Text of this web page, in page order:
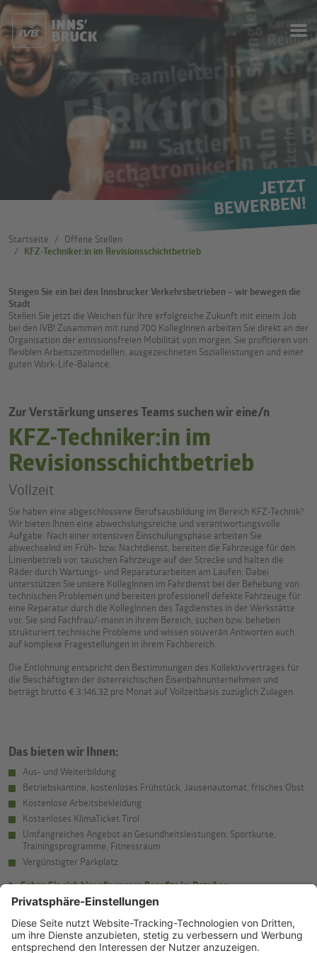
Startseite
Offene Stellen
KFZ-Techniker:in im Revisionsschichtbetrieb
Steigen Sie ein bei den Innsbrucker Verkehrsbetrieben – wir bewegen die
Stadt
Stellen Sie jetzt die Weichen für Ihre erfolgreiche Zukunft mit einem Job
bei den IVB! Zusammen mit rund 700 KollegInnen arbeiten Sie direkt an der
Organisation der emissionsfreien Mobilität von morgen. Sie profitieren von
flexiblen Arbeitszeitmodellen, ausgezeichneten Sozialleistungen und einer
guten Work-Life-Balance.
Zur Verstärkung unseres Teams suchen wir eine/n
KFZ-Techniker:in im
Revisionsschichtbetrieb
Vollzeit
Sie haben eine abgeschlossene Berufsausbildung im Bereich KFZ-Technik?
Wir bieten Ihnen eine abwechslungsreiche und verantwortungsvolle
Aufgabe. Nach einer intensiven Einschulungsphase arbeiten Sie
abwechselnd im Früh- bzw. Nachtdienst, bereiten die Fahrzeuge für den
Linienbetrieb vor, tauschen Fahrzeuge auf der Strecke und halten die
Räder durch Wartungs- und Reparaturarbeiten am Laufen. Dabei
unterstützen Sie unsere KollegInnen im Fahrdienst bei der Behebung von
technischen Problemen und bereiten professionell defekte Fahrzeuge für
eine Reparatur durch die KollegInnen des Tagdienstes in der Werkstätte
vor. Sie sind Fachfrau/-mann in ihrem Bereich, suchen bzw. beheben
strukturiert technische Probleme und wissen souverän Antworten auch
auf komplexe Fragestellungen in ihrem Fachbereich. ​​​​​​​
Die Entlohnung entspricht den Bestimmungen des Kollektivvertrages für
die Beschäftigten der österreichischen Eisenbahnunternehmen und
beträgt brutto € 3.146,32 pro Monat auf Vollzeitbasis zuzüglich Zulagen.
Das bieten wir Ihnen:
Aus- und Weiterbildung
Betriebskantine, kostenloses Frühstück, Jausenautomat, frisches Obst
Kostenlose Arbeitsbekleidung
Kostenloses KlimaTicket Tirol
Umfangreiches Angebot an Gesundheitsleistungen: Sportkurse,
Trainingsprogramme, Fitnessraum
Vergünstigter Parkplatz
Sehen Sie sich hier alle unsere Benefits im Detail an
Das wünschen wir uns von Ihnen: